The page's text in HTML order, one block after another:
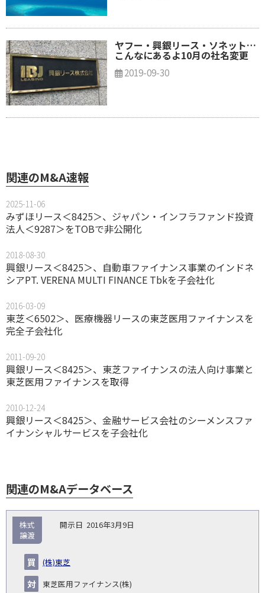
ヤフー・興銀リース・ソネット…
こんなにあるよ10月の社名変更
2019-09-30
関連のM&A速報
2025-11-06
みずほリース＜8425＞、ジャパン・インフラファンド投資
法人＜9287＞をTOBで非公開化
2018-08-30
興銀リース＜8425＞、自動車ファイナンス事業のインドネ
シアPT. VERENA MULTI FINANCE Tbkを子会社化
2016-03-09
東芝＜6502＞、医療機器リースの東芝医用ファイナンスを
完全子会社化
2011-09-20
興銀リース＜8425＞、東芝ファイナンスの法人向け事業と
東芝医用ファイナンスを取得
2010-12-24
興銀リース＜8425＞、金融サービス会社のシーメンスファ
イナンシャルサービスを子会社化
関連のM&Aデータベース
示
い
事業
2016年3月9日
(株)東芝
東芝医用ファイナンス(株)
株式
譲渡